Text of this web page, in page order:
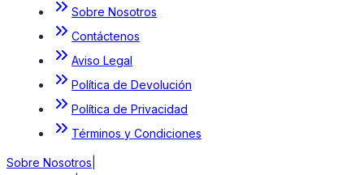
Sobre Nosotros
Contáctenos
Aviso Legal
Política de Devolución
Política de Privacidad
Términos y Condiciones
Sobre Nosotros